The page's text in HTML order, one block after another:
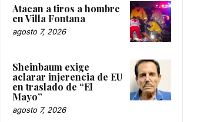
Atacan a tiros a hombre
en Villa Fontana
agosto 7, 2026
Sheinbaum exige
aclarar injerencia de EU
en traslado de “El
Mayo”
agosto 7, 2026